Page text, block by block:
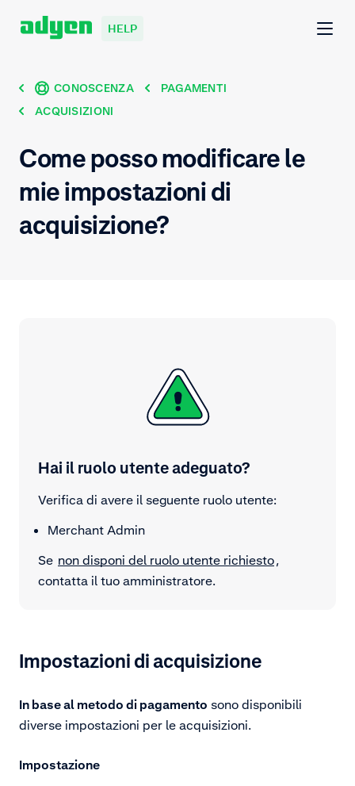
HELP
CONOSCENZA
PAGAMENTI
ACQUISIZIONI
Come posso modificare le
mie impostazioni di
acquisizione?
Hai il ruolo utente adeguato?
Verifica di avere il seguente ruolo utente:
Merchant Admin
Se non disponi del ruolo utente richiesto,
contatta il tuo amministratore.
Impostazioni di acquisizione
In base al metodo di pagamento sono disponibili
diverse impostazioni per le acquisizioni.
Impostazione